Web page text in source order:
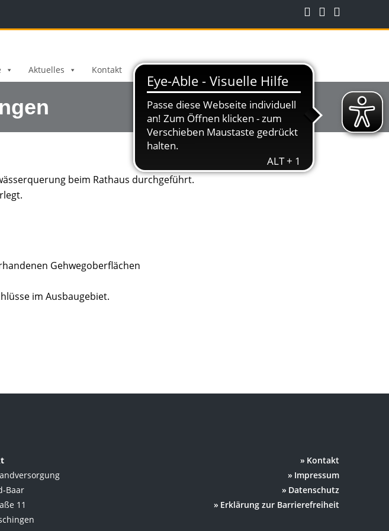
Aktuelles Kontakt
beim Rathaus durchgeführt.
Gehwegoberflächen
im Ausbaugebiet.
Baar
11
Kontakt
Impressum
Datenschutz
Erklärung zur Barrierefreiheit